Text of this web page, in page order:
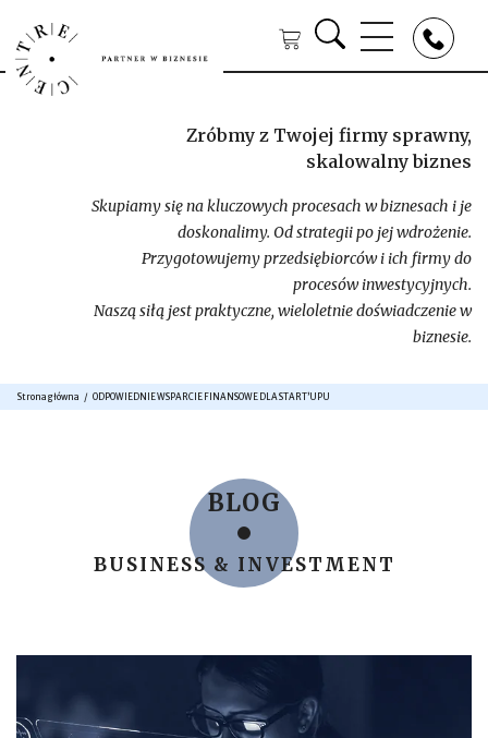
Zróbmy z Twojej firmy sprawny,
skalowalny biznes
Skupiamy się na kluczowych procesach w biznesach i je
doskonalimy. Od strategii po jej wdrożenie.
Przygotowujemy przedsiębiorców i ich firmy do
procesów inwestycyjnych.
Naszą siłą jest praktyczne, wieloletnie doświadczenie w
biznesie.
Strona główna ODPOWIEDNIE WSPARCIE FINANSOWE DLA START’UPU
BLOG
BUSINESS & INVESTMENT